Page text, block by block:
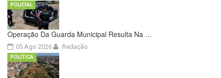
Operação Da Guarda Municipal Resulta Na …
05 Ago 2026
POLICIAL
Redação
POLÍTICA